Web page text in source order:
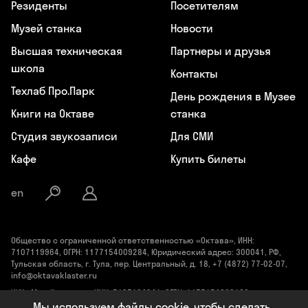
Резиденты
Музей станка
Высшая техническая
школа
Техлаб Про.Парк
Книги на Октаве
Студия звукозаписи
Кафе
Посетителям
Новости
Партнеры и друзья
Контакты
День рождения в Музее
станка
Для СМИ
Купить билеты
en
Общество с ограниченной ответственностью «Октава», ИНН:
7107119964, ОГРН: 1177154009284, Юридический адрес: 300041, РФ,
Тульская область, г. Тула, пер. Центральный, д. 18, +7 (4872) 77-02-07,
info@oktavaklaster.ru
ЧУК «Музей станка», ИНН: 7107124241, ОГРН: 1177154030162,
Юридический адрес: 300041, Тульская область, г. Тула, пер.